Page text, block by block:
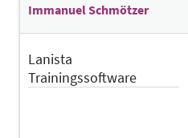
Immanuel Schmötzer
Lanista
Trainingssoftware